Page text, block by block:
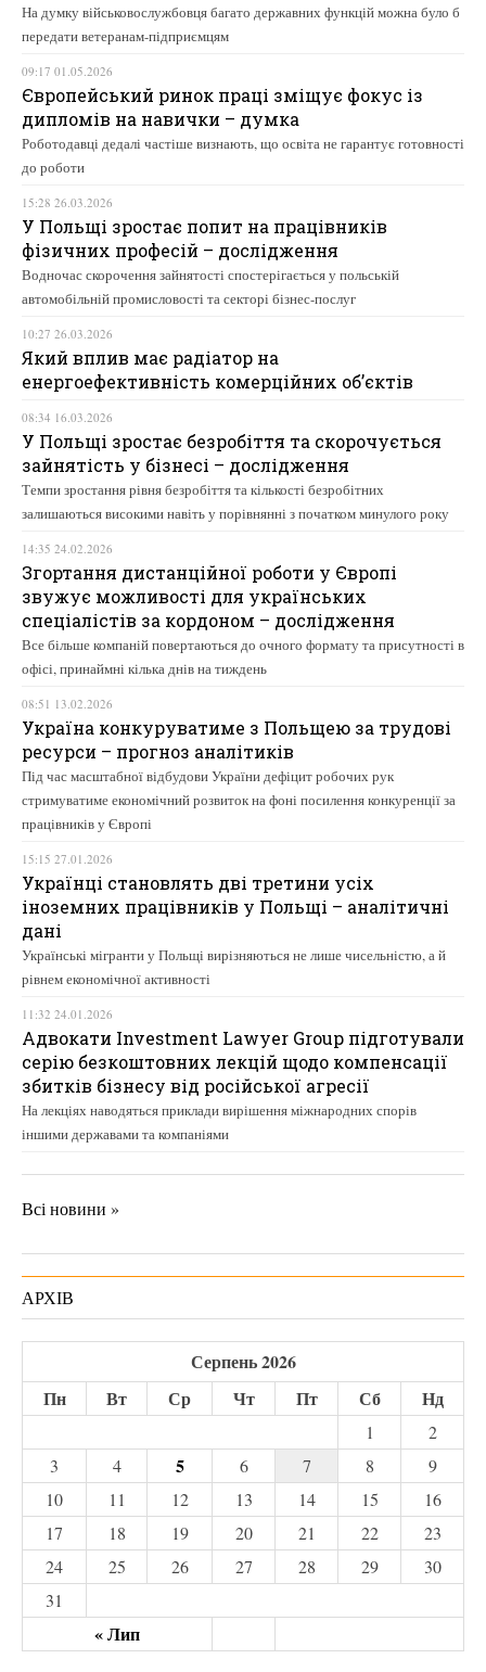
На думку військовослужбовця багато державних функцій можна було б
передати ветеранам-підприємцям
09:17 01.05.2026
Європейський ринок праці зміщує фокус із
дипломів на навички – думка
Роботодавці дедалі частіше визнають, що освіта не гарантує готовності
до роботи
15:28 26.03.2026
У Польщі зростає попит на працівників
фізичних професій – дослідження
Водночас скорочення зайнятості спостерігається у польській
автомобільній промисловості та секторі бізнес-послуг
10:27 26.03.2026
Який вплив має радіатор на
енергоефективність комерційних об’єктів
08:34 16.03.2026
У Польщі зростає безробіття та скорочується
зайнятість у бізнесі – дослідження
Темпи зростання рівня безробіття та кількості безробітних
залишаються високими навіть у порівнянні з початком минулого року
14:35 24.02.2026
Згортання дистанційної роботи у Європі
звужує можливості для українських
спеціалістів за кордоном – дослідження
Все більше компаній повертаються до очного формату та присутності в
офісі, принаймні кілька днів на тиждень
08:51 13.02.2026
Україна конкуруватиме з Польщею за трудові
ресурси – прогноз аналітиків
Під час масштабної відбудови України дефіцит робочих рук
стримуватиме економічний розвиток на фоні посилення конкуренції за
працівників у Європі
15:15 27.01.2026
Українці становлять дві третини усіх
іноземних працівників у Польщі – аналітичні
дані
Українські мігранти у Польщі вирізняються не лише чисельністю, а й
рівнем економічної активності
11:32 24.01.2026
Адвокати Investment Lawyer Group підготували
серію безкоштовних лекцій щодо компенсації
збитків бізнесу від російської агресії
На лекціях наводяться приклади вирішення міжнародних спорів
іншими державами та компаніями
Всі новини »
АРХІВ
Серпень 2026
Пн
Вт Ср Чт Пт Сб Нд
« Лип
1
2
3
4 5 6 7 8
9
10
11 12 13 14 15
16
17
18 19 20 21 22
23
24
25 26 27 28 29
30
31